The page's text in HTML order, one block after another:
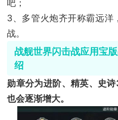
吧；
3、多管火炮齐开称霸远洋
战。
战舰世界闪击战应用宝
绍
勋章分为进阶、精英、史
也会逐渐增大。